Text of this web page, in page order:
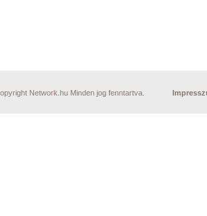
Network.hu Minden jog fenntartva.